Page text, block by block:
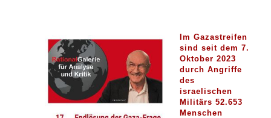
Im Gazastreifen
sind seit dem 7.
Oktober 2023
durch Angriffe
des
israelischen
Militärs 52.653
Menschen